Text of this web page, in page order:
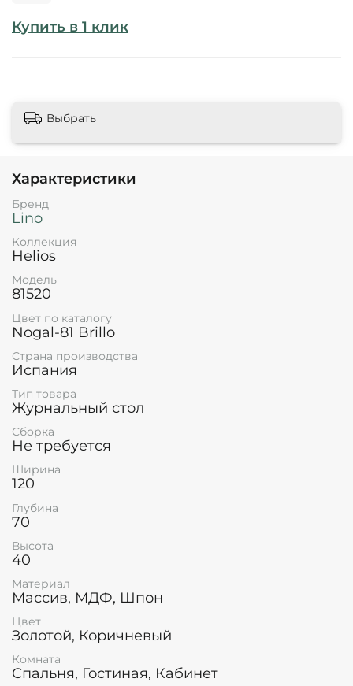
Купить в 1 клик
Выбрать
Характеристики
Бренд
Lino
Коллекция
Helios
Модель
81520
Цвет по каталогу
Nogal-81 Brillo
Страна производства
Испания
Тип товара
Журнальный стол
Сборка
Не требуется
Ширина
120
Глубина
70
Высота
40
Материал
Массив, МДФ, Шпон
Цвет
Золотой, Коричневый
Комната
Спальня, Гостиная, Кабинет